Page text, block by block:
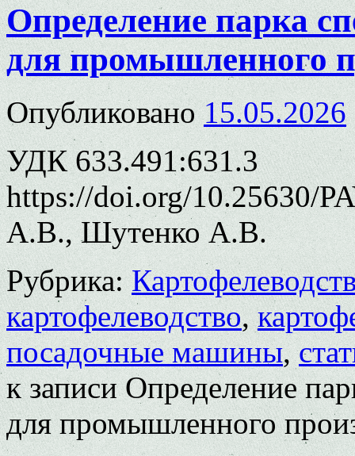
Определение парка
для промышленного
Опубликовано 15.05.2026
УДК 633.491:631.3
https://doi.org/10.25630/
А.В., Шутенко А.В.
Рубрика:
картофелеводство,
посадочные машины,
к записи Определение
для промышленного